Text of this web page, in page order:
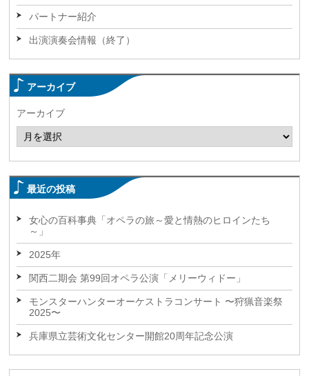
パートナー紹介
出演演奏会情報（終了）
アーカイブ
アーカイブ
最近の投稿
女心の百科事典「オペラの旅～愛と情熱のヒロインたち
～」
2025年
関西二期会 第99回オペラ公演「メリーウィドー」
モンスターハンターオーケストラコンサート 〜狩猟音楽祭
2025〜
兵庫県立芸術文化センター開館20周年記念公演